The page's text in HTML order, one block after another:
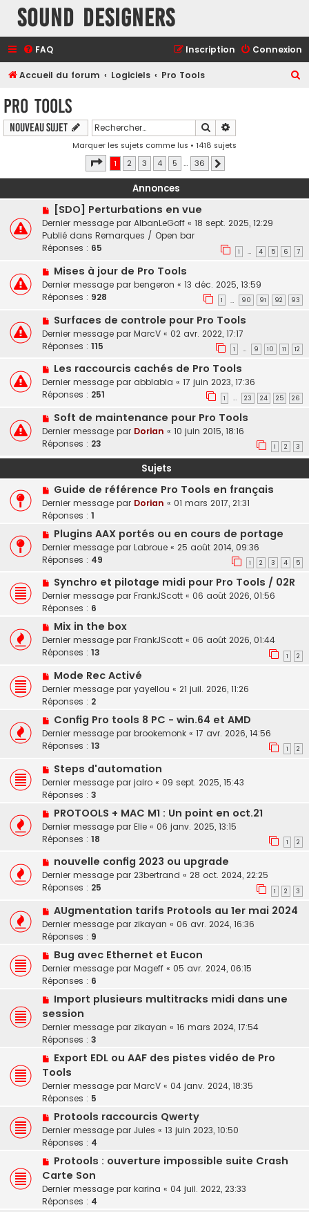
Sound Designers
FAQ Connexion
Inscription
Accueil du forum Logiciels Pro Tools
c
h
Pro Tools
Nouveau sujet Rechercher
Marquer les sujets comme lus • 1418 sujets
Page
1sur36
1 2 3 4 5 … 36
Annonces
[SDO] Perturbations en vue
Dernier message par AlbanLeGoff « 18 sept. 2025, 12:29
Publié dans Remarques / Open bar
Réponses : 65 1 … 4 5 6 7
Mises à jour de Pro Tools
Dernier message par bengeron « 13 déc. 2025, 13:59
Réponses : 928 1 … 90 91 92 93
Surfaces de controle pour Pro Tools
Dernier message par MarcV « 02 avr. 2022, 17:17
Réponses : 115 1 … 9 10 11 12
Les raccourcis cachés de Pro Tools
Dernier message par abblabla « 17 juin 2023, 17:36
Réponses : 251 1 … 23 24 25 26
Soft de maintenance pour Pro Tools
Dernier message par Dorian « 10 juin 2015, 18:16
Réponses : 23 1 2 3
Sujets
Guide de référence Pro Tools en français
Dernier message par Dorian « 01 mars 2017, 21:31
Réponses : 1
Plugins AAX portés ou en cours de portage
Dernier message par Labroue « 25 août 2014, 09:36
Réponses : 49 1 2 3 4 5
Synchro et pilotage midi pour Pro Tools / 02R
Dernier message par FrankJScott « 06 août 2026, 01:56
Réponses : 6
Mix in the box
Dernier message par FrankJScott « 06 août 2026, 01:44
Réponses : 13 1 2
Mode Rec Activé
Dernier message par yayellou « 21 juil. 2026, 11:26
Réponses : 2
Config Pro tools 8 PC - win.64 et AMD
Dernier message par brookemonk « 17 avr. 2026, 14:56
Réponses : 13 1 2
Steps d'automation
Dernier message par jairo « 09 sept. 2025, 15:43
Réponses : 3
PROTOOLS + MAC M1 : Un point en oct.21
Dernier message par Elie « 06 janv. 2025, 13:15
Réponses : 18 1 2
nouvelle config 2023 ou upgrade
Dernier message par 23bertrand « 28 oct. 2024, 22:25
Réponses : 25 1 2 3
AUgmentation tarifs Protools au 1er mai 2024
Dernier message par zikayan « 06 avr. 2024, 16:36
Réponses : 9
Bug avec Ethernet et Eucon
Dernier message par Mageff « 05 avr. 2024, 06:15
Réponses : 6
Import plusieurs multitracks midi dans une
session
Dernier message par zikayan « 16 mars 2024, 17:54
Réponses : 3
Export EDL ou AAF des pistes vidéo de Pro
Tools
Dernier message par MarcV « 04 janv. 2024, 18:35
Réponses : 5
Protools raccourcis Qwerty
Dernier message par Jules « 13 juin 2023, 10:50
Réponses : 4
Protools : ouverture impossible suite Crash
Carte Son
Dernier message par karina « 04 juil. 2022, 23:33
Réponses : 4